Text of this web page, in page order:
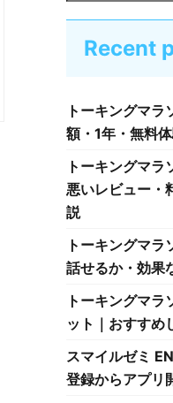
Recent
トーキングマラ
額・1年・無料
トーキングマラ
悪いレビュー・
説
トーキングマ
話せるか・効果
トーキングマラ
ット｜おすすめ
スマイルゼミ
登録からアプリ